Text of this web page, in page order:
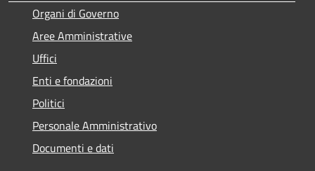
Organi di Governo
Aree Amministrative
Uffici
Enti e fondazioni
Politici
Personale Amministrativo
Documenti e dati